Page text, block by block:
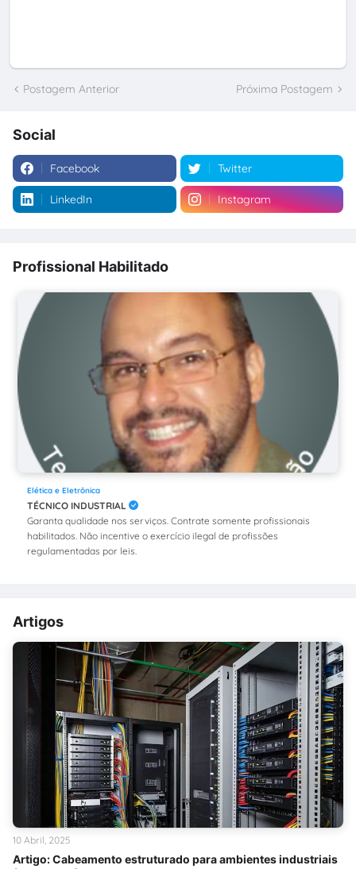
Postagem Anterior Próxima Postagem
Social
Facebook Twitter
LinkedIn Instagram
Profissional Habilitado
Elética e Eletrônica
TÉCNICO INDUSTRIAL
Garanta qualidade nos serviços. Contrate somente profissionais
habilitados. Não incentive o exercício ilegal de profissões
regulamentadas por leis.
Artigos
Artigo: Cabeamento estruturado para ambientes industriais
10 Abril, 2025